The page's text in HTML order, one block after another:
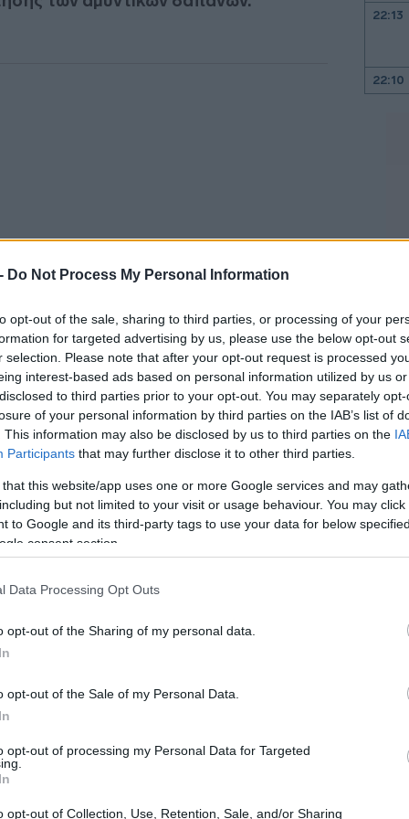
Do Not Process My Personal Information
opt-out of the sale, sharing to third parties, or processing of your
for targeted advertising by us, please use the below opt-out
selection. Please note that after your opt-out request is processed
interest-based ads based on personal information utilized by us
to third parties prior to your opt-out. You may separately
of your personal information by third parties on the IAB’s list of
This information may also be disclosed by us to third parties on the
Participants that may further disclose it to other third parties.
that this website/app uses one or more Google services and may
but not limited to your visit or usage behaviour. You may
to Google and its third-party tags to use your data for below
consent section.
Data Processing Opt Outs
opt-out of the Sharing of my personal data.
opt-out of the Sale of my Personal Data.
opt-out of processing my Personal Data for Targeted
opt-out of Collection, Use, Retention, Sale, and/or Sharing
αναθεώρηση για το ύψος της
Τζεντιλόνι αναφέρει ότι «Η Ελλάδα
ήδη το 2023, φέτος και του χρόνου,
θα ξεπεράσει το 2% .
τις επόμενες εβδομάδες. Αυτό φυσικά
όλα της τα προβλήματα. Επίσης έχουμε
ιδιαίτερα σημαντικό για την Ελλάδα.
των επενδύσεων και μεταρρυθμίσεων,
πολιτική. Αυτή είναι η ισορροπία που
μήνες και χρόνια».
μεταρρυθμίσεων για τις οποίες η
προσοχή τους επόμενους μήνες ή
απαντά: «Γενικά η αίσθηση μου είναι,
Κυριάκο Μητσοτάκη, ότι η
δεν σημαίνουν ότι η δραστηριότητα,
τελειώσει.
22:13
22:10
21:46
21:27
21:11
21:01